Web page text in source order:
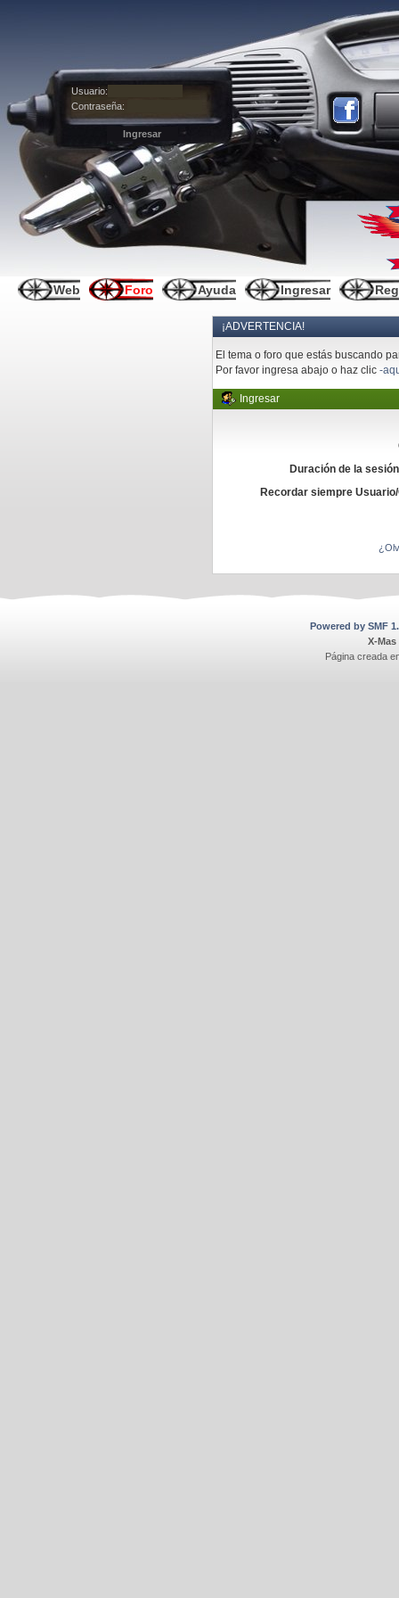
Usuario:
Contraseña:
Web Foro Ayuda Ingresar
¡ADVERTENCIA!
El tema o foro que estás buscando
Por favor ingresa abajo o haz clic-
Ingresar
Duración de la
Recordar siempre
Powered by SMF
X-Mas
Página creada